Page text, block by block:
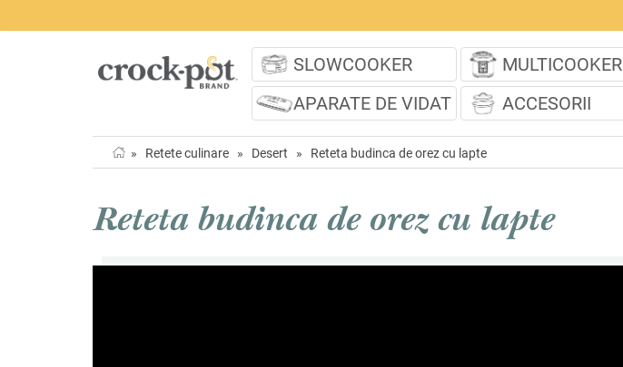
SLOWCOOKER MULTICOOKER
APARATE DE VIDAT
ACCESORII
» Retete culinare » Desert » Reteta budinca de orez cu lapte
Reteta budinca de orez cu lapte